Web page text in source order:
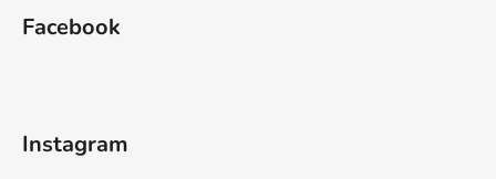
Facebook
Instagram